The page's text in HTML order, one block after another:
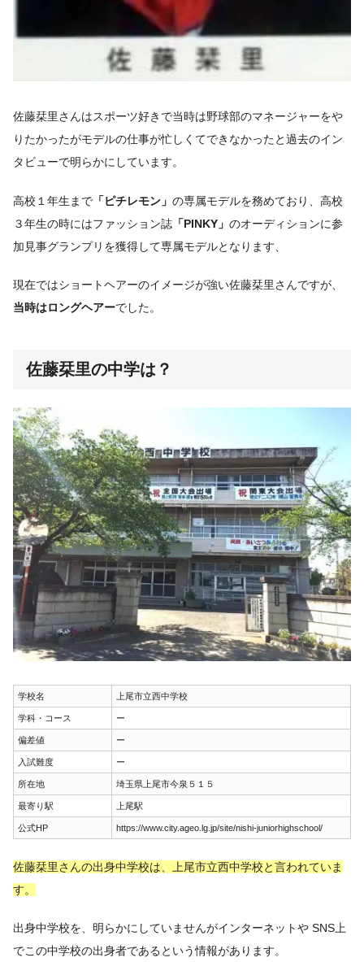
佐藤栞里さんはスポーツ好きで当時は野球部のマネージャーをや
りたかったがモデルの仕事が忙しくてできなかったと過去のイン
タビューで明らかにしています。
高校１年生まで 「ピチレモン」 の専属モデルを務めており、高校
３年生の時にはファッション誌 「PINKY」 のオーディションに参
加見事グランプリを獲得して専属モデルとなります、
現在ではショートヘアーのイメージが強い佐藤栞里さんですが、
当時はロングヘアーでした。
佐藤栞里の中学は？
学校名 上尾市立西中学校
学科・コース ー
偏差値 ー
入試難度 ー
所在地 埼玉県上尾市今泉５１５
最寄り駅 上尾駅
公式HP https://www.city.ageo.lg.jp/site/nishi-juniorhighschool/
佐藤栞里さんの出身中学校は、上尾市立西中学校と言われていま
す。
出身中学校を、明らかにしていませんがインターネットや SNS上
でこの中学校の出身者であるという情報があります。